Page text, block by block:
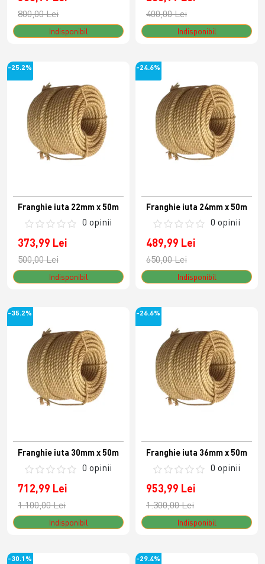
800,00 Lei
Indisponibil
400,00 Lei
Indisponibil
-25.2%
Franghie iuta 22mm x 50m
0 opinii
373,99 Lei
500,00 Lei
Indisponibil
-24.6%
Franghie iuta 24mm x 50m
0 opinii
489,99 Lei
650,00 Lei
Indisponibil
-35.2%
Franghie iuta 30mm x 50m
0 opinii
712,99 Lei
1.100,00 Lei
Indisponibil
-26.6%
Franghie iuta 36mm x 50m
0 opinii
953,99 Lei
1.300,00 Lei
Indisponibil
-30.1% -29.4%